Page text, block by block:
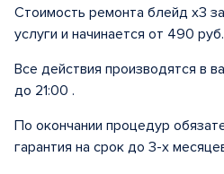
Стоимость ремонта блейд х3
услуги и начинается от 490 руб.
Все действия производятся в
до 21:00 .
По окончании процедур
гарантия на срок до 3-х